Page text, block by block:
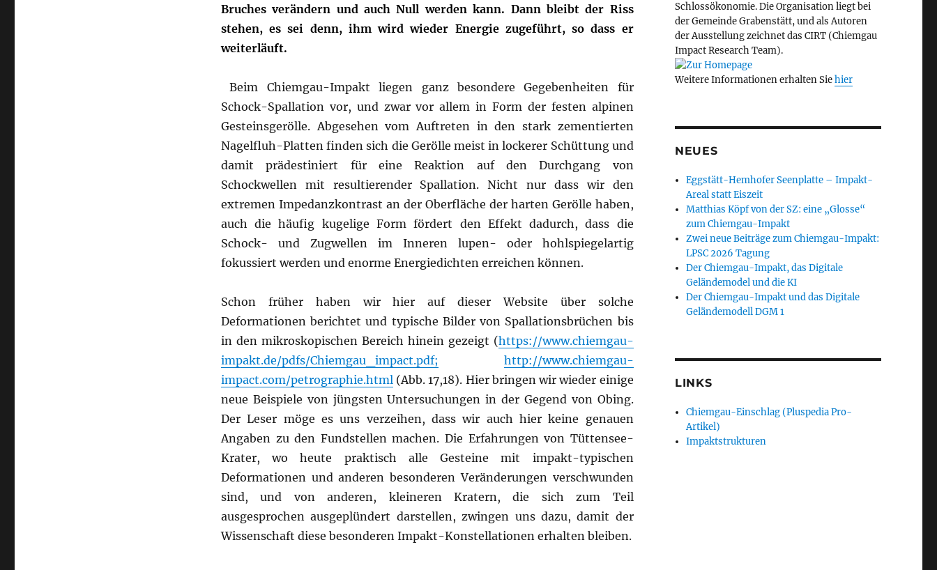
Bruches verändern und auch Null werden kann. Dann bleibt der Riss
stehen, es sei denn, ihm wird wieder Energie zugeführt, so dass er
weiterläuft.
Beim Chiemgau-Impakt liegen ganz besondere Gegebenheiten für
Schock-Spallation vor, und zwar vor allem in Form der festen alpinen
Gesteinsgerölle. Abgesehen vom Auftreten in den stark zementierten
Nagelfluh-Platten finden sich die Gerölle meist in lockerer Schüttung und
damit prädestiniert für eine Reaktion auf den Durchgang von
Schockwellen mit resultierender Spallation. Nicht nur dass wir den
extremen Impedanzkontrast an der Oberfläche der harten Gerölle haben,
auch die häufig kugelige Form fördert den Effekt dadurch, dass die
Schock- und Zugwellen im Inneren lupen- oder hohlspiegelartig
fokussiert werden und enorme Energiedichten erreichen können.
Schon früher haben wir hier auf dieser Website über solche
Deformationen berichtet und typische Bilder von Spallationsbrüchen bis
in den mikroskopischen Bereich hinein gezeigt (https://www.chiemgau-
impakt.de/pdfs/Chiemgau_impact.pdf;
http://www.chiemgau-
impact.com/petrographie.html (Abb. 17,18). Hier bringen wir wieder einige
neue Beispiele von jüngsten Untersuchungen in der Gegend von Obing.
Der Leser möge es uns verzeihen, dass wir auch hier keine genauen
Angaben zu den Fundstellen machen. Die Erfahrungen von Tüttensee-
Krater, wo heute praktisch alle Gesteine mit impakt-typischen
Deformationen und anderen besonderen Veränderungen verschwunden
sind, und von anderen, kleineren Kratern, die sich zum Teil
ausgesprochen ausgeplündert darstellen, zwingen uns dazu, damit der
Wissenschaft diese besonderen Impakt-Konstellationen erhalten bleiben.
Schlossökonomie. Die Organisation liegt bei
der Gemeinde Grabenstätt, und als Autoren
der Ausstellung zeichnet das CIRT (Chiemgau
Impact Research Team).
Weitere Informationen erhalten Siehier
NEUES
Eggstätt-Hemhofer Seenplatte – Impakt-
Areal statt Eiszeit
Matthias Köpf von der SZ: eine „Glosse“
zum Chiemgau-Impakt
Zwei neue Beiträge zum Chiemgau-Impakt:
LPSC 2026 Tagung
Der Chiemgau-Impakt, das Digitale
Geländemodel und die KI
Der Chiemgau-Impakt und das Digitale
Geländemodell DGM 1
LINKS
Chiemgau-Einschlag (Pluspedia Pro-
Artikel)
Impaktstrukturen